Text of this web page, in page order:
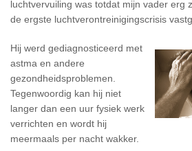
luchtvervuiling was totdat mijn vader erg
de ergste luchtverontreinigingscrisis
Hij werd gediagnosticeerd met
astma en andere
gezondheidsproblemen.
Tegenwoordig kan hij niet
langer dan een uur fysiek werk
verrichten en wordt hij
meermaals per nacht wakker.